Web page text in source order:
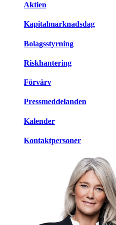
Aktien
Kapitalmarknadsdag
Bolagsstyrning
Riskhantering
Förvärv
Pressmeddelanden
Kalender
Kontaktpersoner